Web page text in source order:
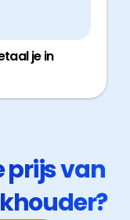
je in
prijs van